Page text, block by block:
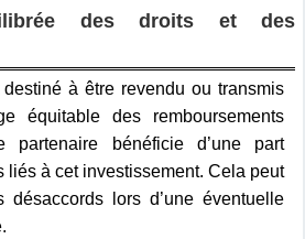
des droits et des
à être revendu ou transmis
équitable des remboursements
partenaire bénéficie d’une part
liés à cet investissement. Cela peut
désaccords lors d’une éventuelle